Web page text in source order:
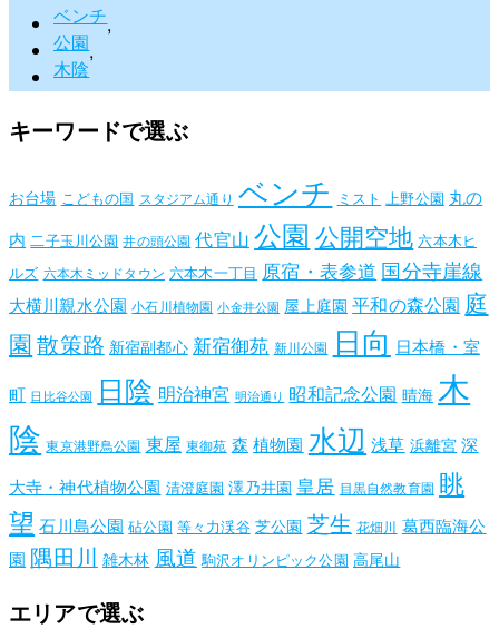
ベンチ,
公園,
木陰
キーワードで選ぶ
お台場 こどもの国 スタジアム通り ベンチ ミスト 上野公園 丸の
内 二子玉川公園 井の頭公園 代官山 公園 公開空地 六本木ヒ
ルズ 六本木ミッドタウン 六本木一丁目 原宿・表参道 国分寺崖線
大横川親水公園 小石川植物園 小金井公園 屋上庭園 平和の森公園 庭
園散策路 新宿副都心 新宿御苑 新川公園 日向 日本橋・室
町 日比谷公園 日陰 明治神宮 明治通り 昭和記念公園 晴海 木
陰 東京港野鳥公園 東屋 東御苑 森 植物園 水辺 浅草 浜離宮 深
大寺・神代植物公園 清澄庭園 澤乃井園 皇居 目黒自然教育園 眺
望 石川島公園 砧公園 等々力渓谷 芝公園 芝生 花畑川 葛西臨海公
園 隅田川 雑木林 風道 駒沢オリンピック公園 高尾山
エリアで選ぶ